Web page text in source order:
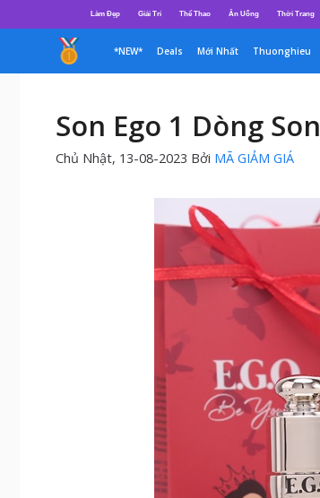
đến
dung
Làm Đẹp Giải Trí Thể Thao Ăn Uống Thời Trang
*NEW* Deals Mới Nhất Thuonghieu
Son Ego 1 Dòng
Chủ Nhật, 13-08-2023 Bởi MÃ GIẢM GIÁ